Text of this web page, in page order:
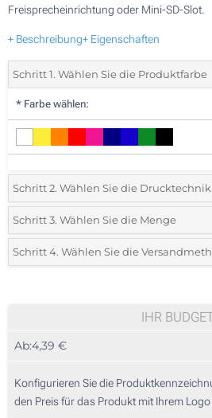
Freisprecheinrichtung oder Mini-SD-Slot.
+ Beschreibung+ Eigenschaften
Schritt 1. Wählen Sie die Produktfarbe
* Farbe wählen:
Schritt 2. Wählen Sie die Drucktechnik
*Wählen Sie die Druck- und
1 Farbig (Auf einer Seite)
3 Farbig (Auf einer Seite)
Ohne Werbedruck
Schritt 3. Wählen Sie die Menge
*Bitte wählen Sie Ihre gewünschte Menge
40
100
200
Schritt 4. Wählen Sie die
IHR
Ab:4,39 €
Konfigurieren Sie die
den Preis für das Produkt mit Ihrem Logo